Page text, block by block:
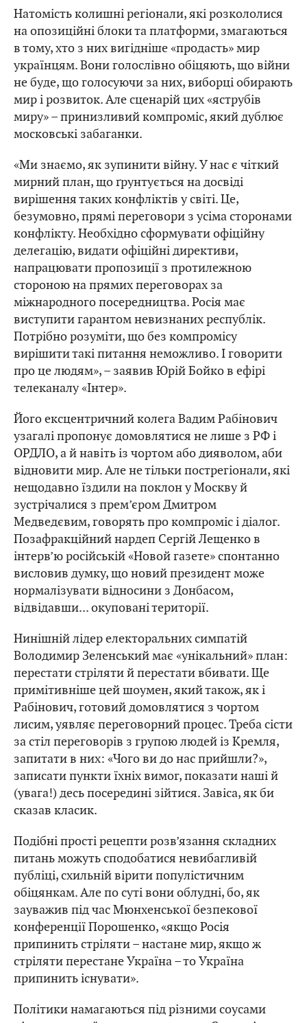
Натомість колишні регіонали, які розкололися
на опозиційні блоки та платформи, змагаються
в тому, хто з них вигідніше «продасть» мир
українцям. Вони голослівно обіцяють, що війни
не буде, що голосуючи за них, виборці обирають
мир і розвиток. Але сценарій цих «яструбів
миру» – принизливий компроміс, який дублює
московські забаганки.
«Ми знаємо, як зупинити війну. У нас є чіткий
мирний план, що ґрунтується на досвіді
вирішення таких конфліктів у світі. Це,
безумовно, прямі переговори з усіма сторонами
конфлікту. Необхідно сформувати офіційну
делегацію, видати офіційні директиви,
напрацювати пропозиції з протилежною
стороною на прямих переговорах за
міжнародного посередництва. Росія має
виступити гарантом невизнаних республік.
Потрібно розуміти, що без компромісу
вирішити такі питання неможливо. І говорити
про це людям», – заявив Юрій Бойко в ефірі
телеканалу «Інтер».
Його ексцентричний колега Вадим Рабінович
узагалі пропонує домовлятися не лише з РФ і
ОРДЛО, а й навіть із чортом або дияволом, аби
відновити мир. Але не тільки пострегіонали, які
нещодавно їздили на поклон у Москву й
зустрічалися з прем’єром Дмитром
Медведєвим, говорять про компроміс і діалог.
Позафракційний нардеп Сергій Лещенко в
інтерв’ю російській «Новой газете» спонтанно
висловив думку, що новий президент може
нормалізувати відносини з Донбасом,
відвідавши... окуповані території.
Нинішній лідер електоральних симпатій
Володимир Зеленський має «унікальний» план:
перестати стріляти й перестати вбивати. Ще
примітивніше цей шоумен, який також, як і
Рабінович, готовий домовлятися з чортом
лисим, уявляє переговорний процес. Треба сісти
за стіл переговорів з групою людей із Кремля,
запитати в них: «Чого ви до нас прийшли?»,
записати пункти їхніх вимог, показати наші й
(увага!) десь посередині зійтися. Завіса, як би
сказав класик.
Подібні прості рецепти розв’язання складних
питань можуть сподобатися невибагливій
публіці, схильній вірити популістичним
обіцянкам. Але по суті вони облудні, бо, як
зауважив під час Мюнхенської безпекової
конференції Порошенко, «якщо Росія
припинить стріляти – настане мир, якщо ж
стріляти перестане Україна – то Україна
припинить існувати».
Політики намагаються під різними соусами